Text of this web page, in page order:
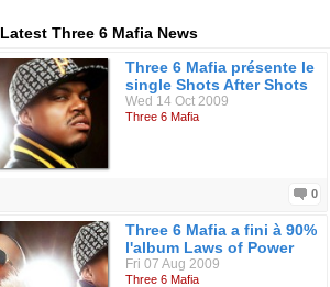
Latest Three 6 Mafia News
Three 6 Mafia présente le
single Shots After Shots
Wed 14 Oct 2009
Three 6 Mafia
0
Three 6 Mafia a fini à 90%
l'album Laws of Power
Fri 07 Aug 2009
Three 6 Mafia